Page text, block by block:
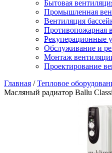
Бытовая
Промышленная
Вентиляция
Противопожарная
Рекуперационные
Обслуживание и
Монтаж
Проектирование
Главная /Тепловое
Масляный радиатор Ballu